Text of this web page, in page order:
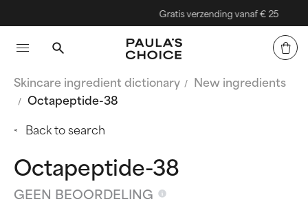
Gratis verzending vanaf € 25
Skincare ingredient dictionary
New ingredients
Octapeptide-38
Back to search
Octapeptide-38
GEEN BEOORDELING